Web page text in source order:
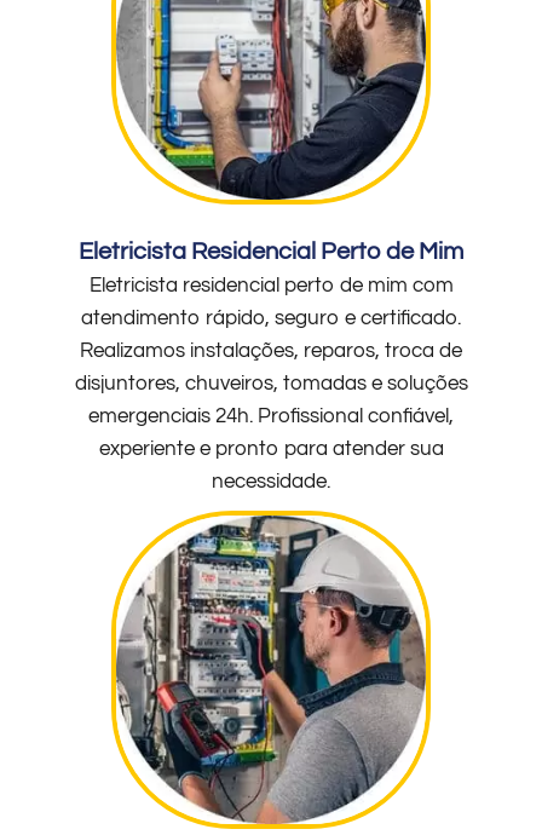
Eletricista Residencial Perto de Mim
Eletricista residencial perto de mim com
atendimento rápido, seguro e certificado.
Realizamos instalações, reparos, troca de
disjuntores, chuveiros, tomadas e soluções
emergenciais 24h. Profissional confiável,
experiente e pronto para atender sua
necessidade.